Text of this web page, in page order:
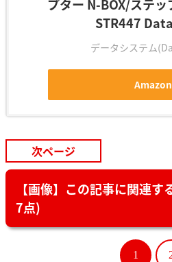
プター N-BOX/ステ
STR447
データシステム
Amazon
次ページ
【画像】この記事に関連
7点)
1